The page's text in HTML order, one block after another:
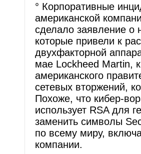
° Корпоративные
американской
сделало заявление о
которые привели к
двухфакторной
мае Lockheed Martin,
американского
сетевых вторжений,
Похоже, что кибер-
использует RSA для
заменить символы
по всему миру,
компании.